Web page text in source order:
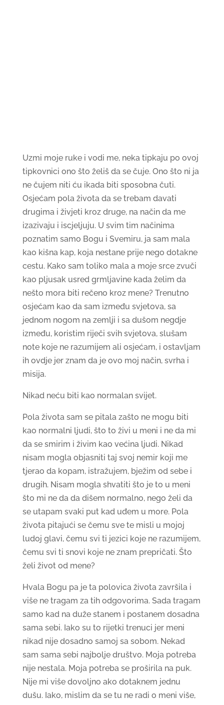
Uzmi moje ruke i vodi me, neka tipkaju po ovoj
tipkovnici ono što želiš da se čuje. Ono što ni ja
ne čujem niti ću ikada biti sposobna čuti.
Osjećam pola života da se trebam davati
drugima i živjeti kroz druge, na način da me
izazivaju i iscjeljuju. U svim tim načinima
poznatim samo Bogu i Svemiru, ja sam mala
kao kišna kap, koja nestane prije nego dotakne
cestu. Kako sam toliko mala a moje srce zvuči
kao pljusak usred grmljavine kada želim da
nešto mora biti rečeno kroz mene? Trenutno
osjećam kao da sam između svjetova, sa
jednom nogom na zemlji i sa dušom negdje
između, koristim riječi svih svjetova, slušam
note koje ne razumijem ali osjećam, i ostavljam
ih ovdje jer znam da je ovo moj način, svrha i
misija.
Nikad neću biti kao normalan svijet.
Pola života sam se pitala zašto ne mogu biti
kao normalni ljudi, što to živi u meni i ne da mi
da se smirim i živim kao većina ljudi. Nikad
nisam mogla objasniti taj svoj nemir koji me
tjerao da kopam, istražujem, bježim od sebe i
drugih. Nisam mogla shvatiti što je to u meni
što mi ne da da dišem normalno, nego želi da
se utapam svaki put kad uđem u more. Pola
života pitajući se čemu sve te misli u mojoj
ludoj glavi, čemu svi ti jezici koje ne razumijem,
čemu svi ti snovi koje ne znam prepričati. Što
želi život od mene?
Hvala Bogu pa je ta polovica života završila i
više ne tragam za tih odgovorima. Sada tragam
samo kad na duže stanem i postanem dosadna
sama sebi. Iako su to rijetki trenuci jer meni
nikad nije dosadno samoj sa sobom. Nekad
sam sama sebi najbolje društvo. Moja potreba
nije nestala. Moja potreba se proširila na puk.
Nije mi više dovoljno ako dotaknem jednu
dušu. Iako, mislim da se tu ne radi o meni više,